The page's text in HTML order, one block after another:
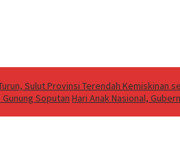
Sulut Provinsi Terendah Kemiskinan
Soputan Hari Anak Nasional,